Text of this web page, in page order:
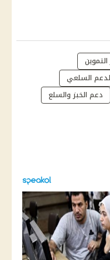
التموين
السلعي
دعم الخبز والسلع